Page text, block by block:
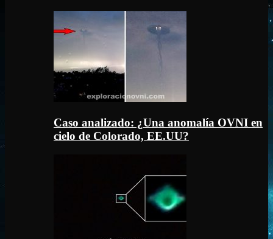
Caso analizado: ¿Una anomalía OVNI en
cielo de Colorado, EE.UU?